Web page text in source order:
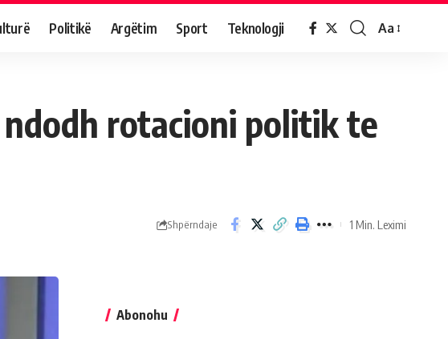
Politikë Argëtim Sport Teknologji Aa
ndodh rotacioni politik te
Shpërndaje 1 Min. Leximi
Abonohu